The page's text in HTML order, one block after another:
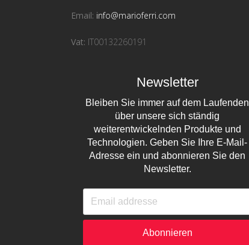
Email: info@marioferri.com
Vat: IT00132260191
Newsletter
Bleiben Sie immer auf dem Laufenden
über unsere sich ständig
weiterentwickelnden Produkte und
Technologien. Geben Sie Ihre E-Mail-
Adresse ein und abonnieren Sie den
Newsletter.
Abonnieren